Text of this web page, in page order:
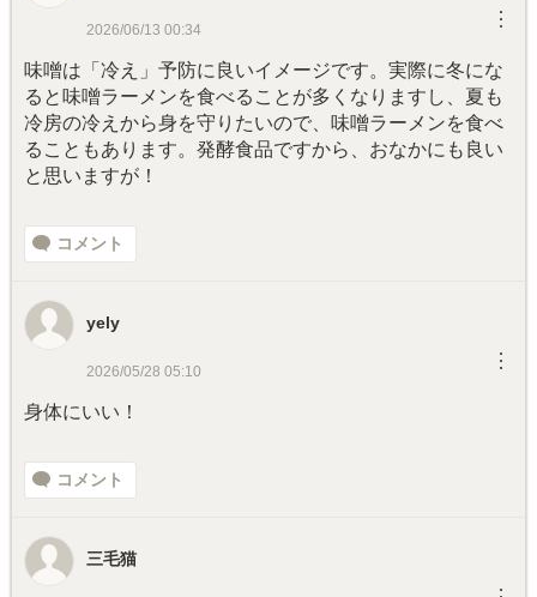
2026/06/13 00:34 ︙
味噌は「冷え」予防に良いイメージです。実際に冬にな
ると味噌ラーメンを食べることが多くなりますし、夏も
冷房の冷えから身を守りたいので、味噌ラーメンを食べ
ることもあります。発酵食品ですから、おなかにも良い
と思いますが！
コメント
yely
2026/05/28 05:10 ︙
身体にいい！
コメント
三毛猫